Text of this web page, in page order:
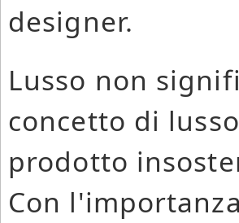
designer.
Lusso non
concetto di
prodotto
Con